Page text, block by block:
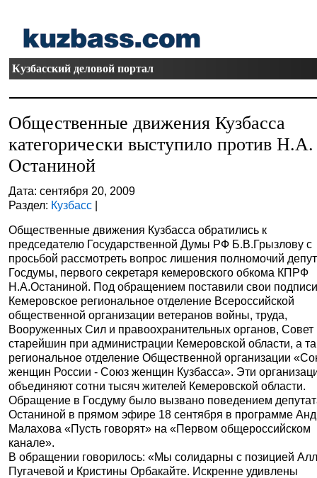
Кузбасский деловой портал
Общественные движения Кузбасса
категорически выступило против Н.А.
Останиной
Дата: сентября 20, 2009
Раздел: Кузбасс |
Общественные движения Кузбасса обратились к
председателю Государственной Думы РФ Б.В.Грызлову с
просьбой рассмотреть вопрос лишения полномочий
Госдумы, первого секретаря кемеровского обкома КПРФ
Н.А.Останиной. Под обращением поставили свои
Кемеровское региональное отделение Всероссийской
общественной организации ветеранов войны, труда,
Вооруженных Сил и правоохранительных органов, Совет
старейшин при администрации Кемеровской области, а
региональное отделение Общественной организации
женщин России - Союз женщин Кузбасса». Эти
объединяют сотни тысяч жителей Кемеровской области.
Обращение в Госдуму было вызвано поведением
Останиной в прямом эфире 18 сентября в программе
Малахова «Пусть говорят» на «Первом общероссийском
канале».
В обращении говорилось: «Мы солидарны с позицией
Пугачевой и Кристины Орбакайте. Искренне удивлены